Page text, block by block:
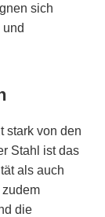
sich
stark von den
Stahl ist das
als auch
die